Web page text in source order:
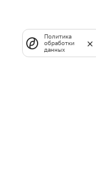
Политика
обработки
данных